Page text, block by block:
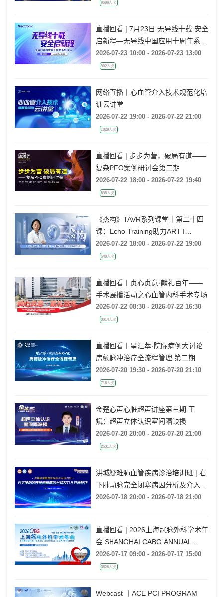
9509人次
直播回看 | 7月23日 无导线十载 安全
启新程—无导线中国应用十周年系列
活动
2026-07-23 10:00 - 2026-07-23 13:00
902人次
网络直播丨心血管介入技术规范化培
训云讲堂
2026-07-22 19:00 - 2026-07-22 21:00
1029人次
直播回看 | 步步为营，破局有道——
复杂PFO案例研讨会第二期
2026-07-22 18:00 - 2026-07-22 19:40
898人次
《杰构》TAVR系列课堂｜第二十四
课：Echo Training助力ART I
Rebecca T. Hahn教授《主动脉瓣反
流的超声培训：从病理机制到临床诊
2026-07-22 18:00 - 2026-07-22 19:00
540人次
直播回看丨贞心贞意·献礼百年——
手术展播活动之心血管内科手术专场
2026-07-22 08:30 - 2026-07-22 16:30
8014人次
直播回看丨星汇萃·院际病例大讨论
房颤脉冲治疗全流程管理 第二期
2026-07-20 19:30 - 2026-07-20 21:10
716人次
金楚心声心脏超声讲座第三期 王
斌：超声立体认识室间隔缺损
2026-07-20 20:00 - 2026-07-20 21:00
2531人次
洪城疑难肺血管疾病诊治培训班 | 右
下肺动脉完全闭塞病因分析及介入开
通技巧
2026-07-18 20:00 - 2026-07-18 21:00
直播回看 | 2026上海冠脉外科学术年
会 SHANGHAI CABG ANNUAL
CONFERENCE
2026-07-17 09:00 - 2026-07-17 15:00
3526人次
Webcast 丨ACE PCI PROGRAM